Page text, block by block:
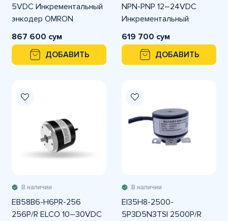
5VDC Инкрементальный
энкодер OMRON
867 600 сум
ДОБАВИТЬ
NPN-PNP 12–24VDC
Инкрементальный
энкодер Autonics
619 700 сум
ДОБАВИТЬ
В наличии
EB58B6-H6PR-256
256P/R ELCO 10–30VDC
В наличии
EI35H8-2500-
5P3D5N3TSI 2500P/R